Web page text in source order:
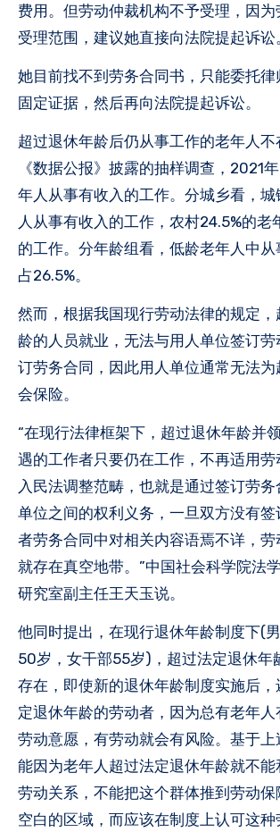
费用。但劳动仲裁机构不予受理，因
受理范围，建议她直接向法院提起诉讼
她目前找不到劳务合同书，只能委托
固定证据，然后再向法院提起诉讼。
超过退休年龄后仍从事工作的老年人
《数据公报》披露的抽样调查，2021
年人从事有收入的工作。分城乡看，城
人从事有收入的工作，农村24.5%的老
的工作。分年龄组看，低龄老年人中
占26.5%。
然而，根据我国现行劳动法律的规定
龄的人员就业，无法与用人单位签订
订劳务合同，因此用人单位通常无法
会保险。
“在现行法律框架下，超过退休年龄并
遇的工作者只要仍在工作，不再适用劳
入民法调整范畴，也就是通过签订劳务
单位之间的权利义务，一旦双方没有
者劳务合同中对相关内容语焉不详，
就存在真空地带。”中国社会科学院法
研究室副主任王天玉说。
他同时提出，在现行退休年龄制度下(
50岁，女干部55岁)，超过法定退休年
存在，即使新的退休年龄制度实施后
定退休年龄的劳动者，因为总有老年
劳动意愿，有劳动就会有风险。基于
能因为老年人超过法定退休年龄就不
劳动关系，不能把这个群体推到劳动
空白的区域，而应该在制度上认可这